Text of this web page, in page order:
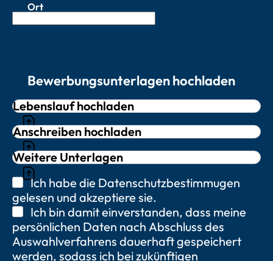
Ort
Bewerbungsunterlagen hochladen
Lebenslauf hochladen
Anschreiben hochladen
Weitere Unterlagen
Ich habe die Datenschutzbestimmugen
gelesen und akzeptiere sie.
Ich bin damit einverstanden, dass meine
persönlichen Daten nach Abschluss des
Auswahlverfahrens dauerhaft gespeichert
werden, sodass ich bei zukünftigen